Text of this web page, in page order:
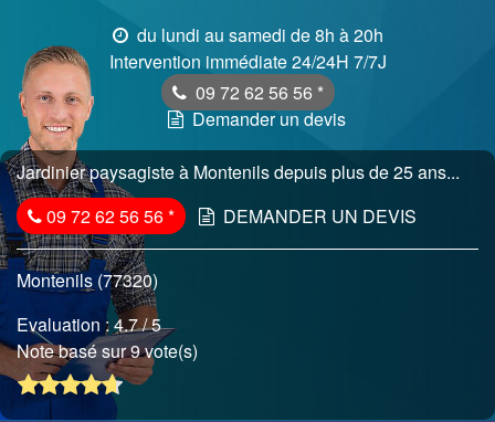
du lundi au samedi de 8h à 20h
Intervention immédiate 24/24H 7/7J
09 72 62 56 56 *
Demander un devis
Jardinier paysagiste à Montenils depuis plus de 25 ans...
09 72 62 56 56* DEMANDER UN DEVIS
Montenils (77320)
Evaluation :4.7/ 5
Note basé sur 9 vote(s)